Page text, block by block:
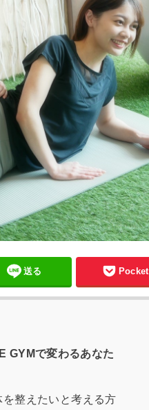
送る Pocket
GYMで変わるあなた
整えたいと考える方